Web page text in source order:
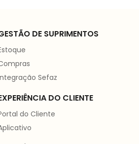
DE SUPRIMENTOS
Sefaz
DO CLIENTE
do Cliente